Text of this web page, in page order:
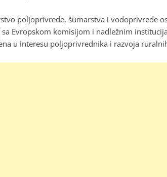
poljoprivrede, šumarstva i vodoprivrede
Evropskom komisijom i nadležnim
u interesu poljoprivrednika i razvoja